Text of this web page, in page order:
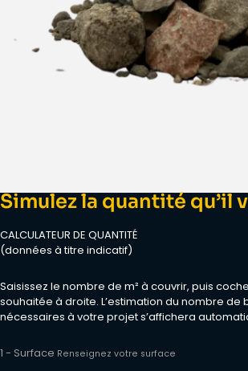
Simulez la quantité qu’il
CALCULATEUR DE QUANTITÉ
(données à titre indicatif)
Saisissez le nombre de m² à couvrir, puis
souhaitée à droite. L’estimation du nombre de
nécessaires à votre projet s’affichera
1 - Surface Renseignez votre surface